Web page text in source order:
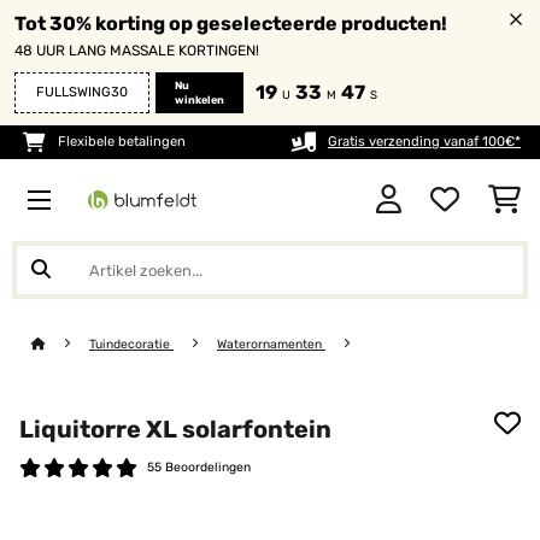
Tot 30% korting op geselecteerde producten!
48 UUR LANG MASSALE KORTINGEN!
FULLSWING30
Nu
winkelen
19 U 33 M 46 S
Flexibele betalingen Gratis verzending vanaf 100€*
Tuindecoratie Waterornamenten
Liquitorre XL solarfontein
55 Beoordelingen